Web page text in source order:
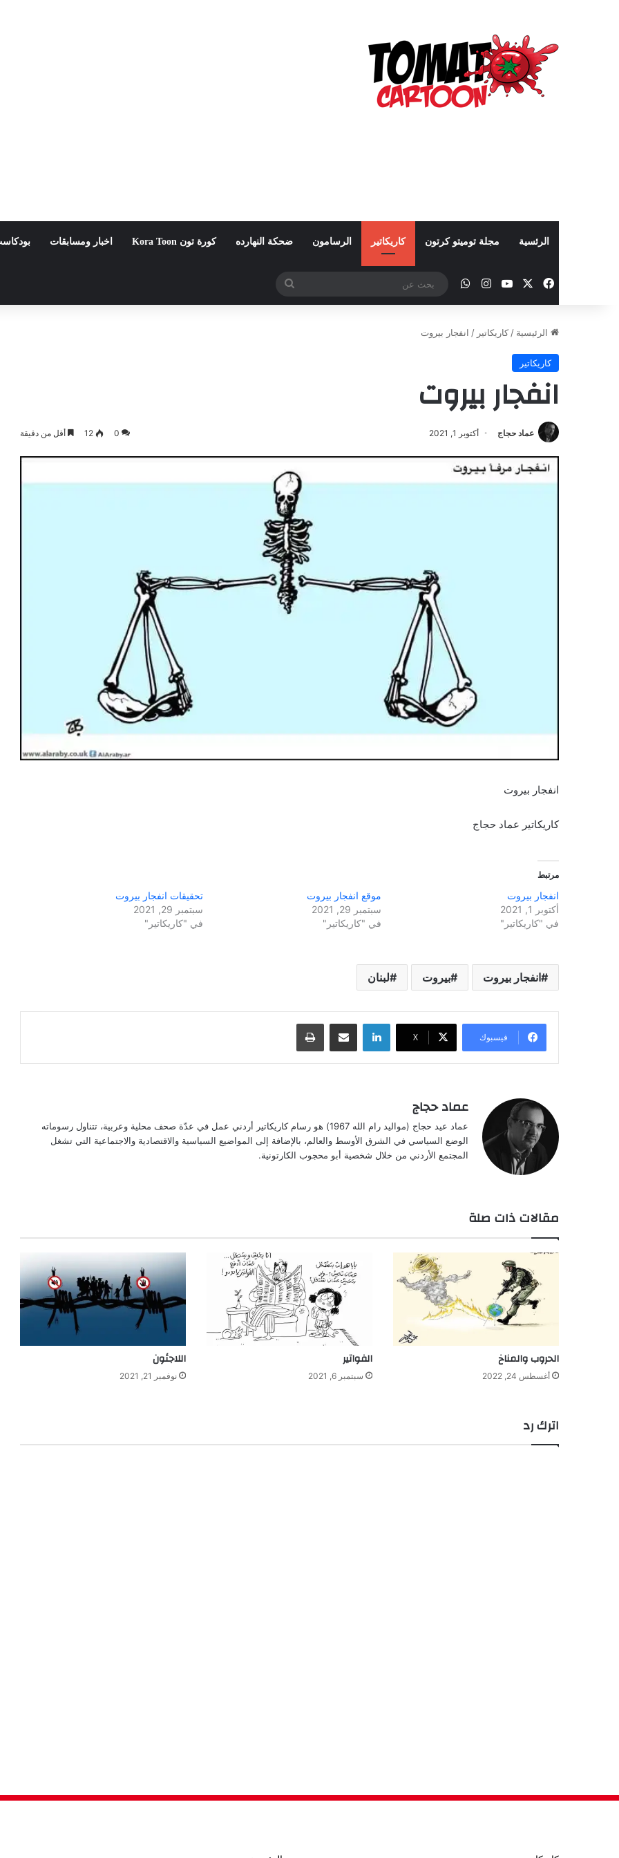
الرئسية مجلة توميتو كرتون كاريكاتير الرسامون ضحكة النهارده كورة تون Kora Toon اخبار ومسابقات
فيسبوك ‫YouTube
انستقرامواتساب
بحث
عن
الرئيسية / كاريكاتير / انفجار بيروت
كاريكاتير
انفجار بيروت
عماد حجاج أكتوبر 1, 2021 0
12 أقل من دقيقة
انفجار بيروت
كاريكاتير عماد حجاج
مرتبط
انفجار بيروت
أكتوبر 1, 2021
في "كاريكاتير"
موقع انفجار بيروت
سبتمبر 29, 2021
في "كاريكاتير"
تحقيقات انفجار بيروت
سبتمبر 29, 2021
في "كاريكاتير"
انفجار بيروت بيروت لبنان
فيسبوك ‫X
لينكدإن مشاركة عبر البريد طباعة
عماد حجاج
عماد عيد حجاج (مواليد رام الله 1967) هو رسام كاريكاتير أردني عمل في عدّة صحف محلية وعربية، تتناول رسوماته
الوضع السياسي في الشرق الأوسط والعالم، بالإضافة إلى المواضيع السياسية والاقتصادية والاجتماعية التي تشغل
المجتمع الأردني من خلال شخصية أبو محجوب الكارتونية.
مقالات ذات صلة
الحروب والمناخ
أغسطس 24, 2022
الفواتير
سبتمبر 6, 2021
اللاجئون
نوفمبر 21, 2021
اترك رد